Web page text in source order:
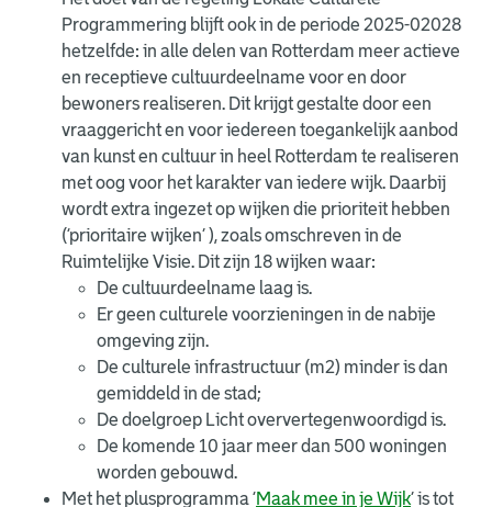
Programmering blijft ook in de periode 2025-02028
hetzelfde: in alle delen van Rotterdam meer actieve
en receptieve cultuurdeelname voor en door
bewoners realiseren. Dit krijgt gestalte door een
vraaggericht en voor iedereen toegankelijk aanbod
van kunst en cultuur in heel Rotterdam te realiseren
met oog voor het karakter van iedere wijk. Daarbij
wordt extra ingezet op wijken die prioriteit hebben
(‘prioritaire wijken’ ), zoals omschreven in de
Ruimtelijke Visie. Dit zijn 18 wijken waar:
De cultuurdeelname laag is.
Er geen culturele voorzieningen in de nabije
omgeving zijn.
De culturele infrastructuur (m2) minder is dan
gemiddeld in de stad;
De doelgroep Licht oververtegenwoordigd is.
De komende 10 jaar meer dan 500 woningen
worden gebouwd.
Met het plusprogramma ‘Maak mee in je Wijk’ is tot